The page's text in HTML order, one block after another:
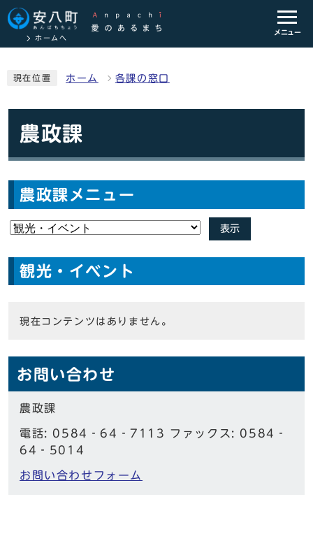
ホームへ
メニュー
現在位置 ホーム 各課の窓口
農政課
農政課メニュー
表示
観光・イベント
現在コンテンツはありません。
お問い合わせ
農政課
電話: 0584‐64‐7113 ファックス: 0584‐
64‐5014
お問い合わせフォーム